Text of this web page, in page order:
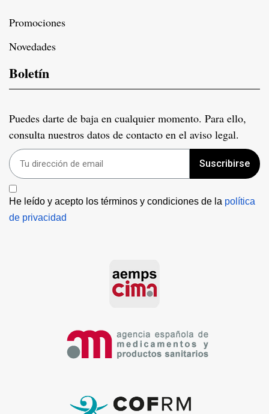
Promociones
Novedades
Boletín
Puedes darte de baja en cualquier momento. Para ello,
consulta nuestros datos de contacto en el aviso legal.
Suscribirse
He leído y acepto los términos y condiciones de la política
de privacidad